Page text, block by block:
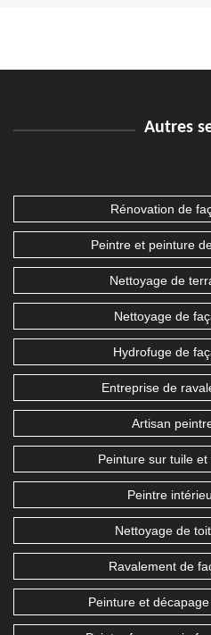
Autres
Rénovation de
Peintre et peinture
Nettoyage de
Nettoyage de
Hydrofuge de
Entreprise de
Artisan
Peinture sur tuile
Peintre
Nettoyage de
Ravalement de
Peinture et